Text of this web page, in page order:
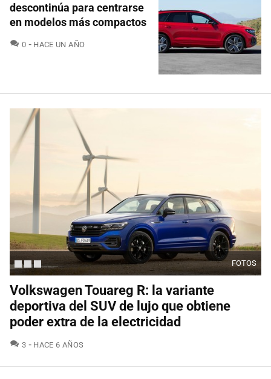
descontinúa para centrarse
en modelos más compactos
0 COMENTARIOS
HACE UN AÑO
FOTOS
Volkswagen Touareg R: la variante
deportiva del SUV de lujo que obtiene
poder extra de la electricidad
3 COMENTARIOS
HACE 6 AÑOS